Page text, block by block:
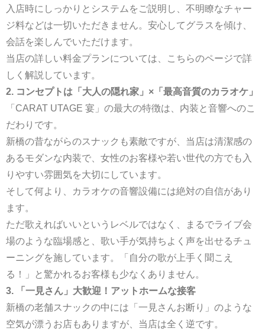
入店時にしっかりとシステムをご説明し、不明瞭なチャー
ジ料などは一切いただきません。安心してグラスを傾け、
会話を楽しんでいただけます。
当店の詳しい料金プランについては、
こちらのページで詳
しく解説しています。
2. コンセプトは「大人の隠れ家」×「最高音質のカラオケ」
「CARAT UTAGE 宴」の最大の特徴は、内装と音響へのこ
だわりです。
新橋の昔ながらのスナックも素敵ですが、当店は清潔感の
あるモダンな内装で、女性のお客様や若い世代の方でも入
りやすい雰囲気を大切にしています。
そして何より、カラオケの音響設備には絶対の自信があり
ます。
ただ歌えればいいというレベルではなく、まるでライブ会
場のような臨場感と、歌い手が気持ちよく声を出せるチュ
ーニングを施しています。「自分の歌が上手く聞こえ
る！」と驚かれるお客様も少なくありません。
3. 「一見さん」大歓迎！アットホームな接客
新橋の老舗スナックの中には「一見さんお断り」のような
空気が漂うお店もありますが、当店は全く逆です。